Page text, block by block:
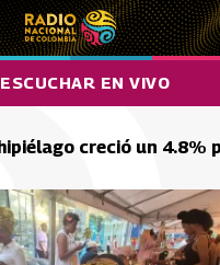
ESCUCHAR EN VIVO
creció un 4.8%